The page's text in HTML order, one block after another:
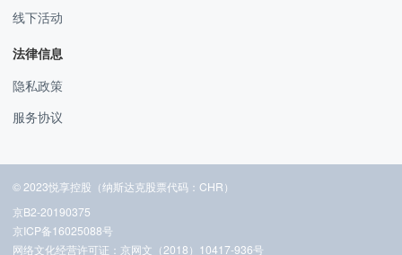
线下活动
法律信息
隐私政策
服务协议
© 2023悦享控股（纳斯达克股票代码：CHR）
京B2-20190375
京ICP备16025088号
网络文化经营许可证：京网文（2018）10417-936号